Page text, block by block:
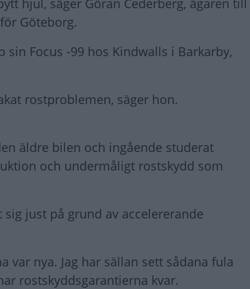
hjul, säger Göran Cederberg, ägaren till
Göteborg.
Focus -99 hos Kindwalls i Barkarby,
rostproblemen, säger hon.
äldre bilen och ingående studerat
och undermåligt rostskydd som
just på grund av accelererande
var nya. Jag har sällan sett sådana fula
rostskyddsgarantierna kvar.